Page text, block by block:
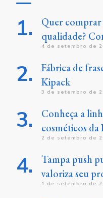
Quer
qualidade?
4 de setembro de
Fábrica de
Kipack
3 de setembro de
Conheça a
cosméticos da
2 de setembro de
Tampa push
valoriza seu
1 de setembro de